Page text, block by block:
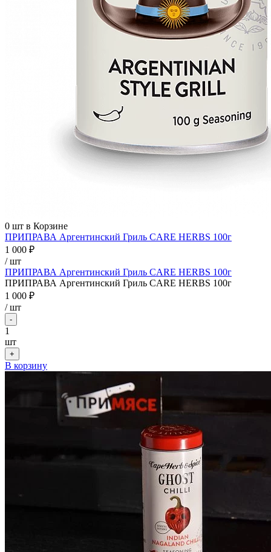
0 шт в Корзине
ПРИПРАВА Аргентинский Гриль CARE HERBS 100г
1 000 ₽
/ шт
ПРИПРАВА Аргентинский Гриль CARE HERBS 100г
ПРИПРАВА Аргентинский Гриль CARE HERBS 100г
1 000 ₽
/шт
-
1
шт
+
В корзину